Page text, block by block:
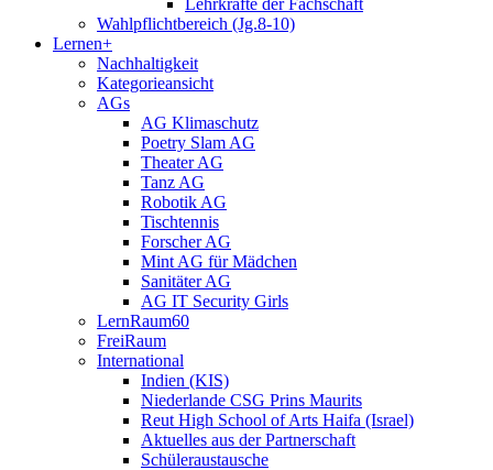
Wahlpflichtbereich (Jg.8-10)
Lernen+
Nachhaltigkeit
Kategorieansicht
AGs
AG Klimaschutz
Poetry Slam AG
Theater AG
Tanz AG
Robotik AG
Tischtennis
Forscher AG
Mint AG für Mädchen
Sanitäter AG
AG IT Security Girls
LernRaum60
FreiRaum
International
Indien (KIS)
Niederlande CSG Prins Maurits
Reut High School of Arts Haifa (Israel)
Aktuelles aus der Partnerschaft
Schüleraustausche